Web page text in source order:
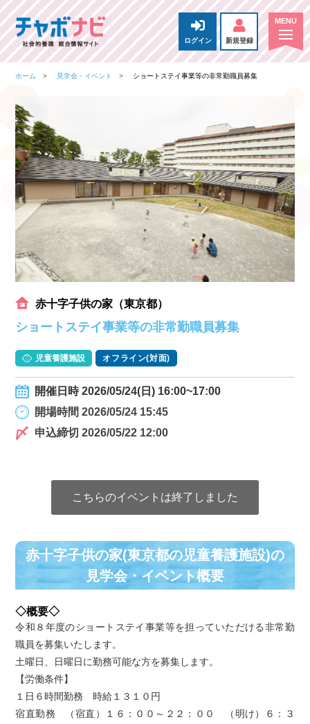
ログイン 新規登録
ホーム 見学会・イベント ショートステイ事業等の非常勤職員募集
赤十字子供の家（東京都）
ショートステイ事業等の非常勤職員募集
児童養護施設 オフライン(対面)
開催日時 2026/05/24(日) 16:00~17:00
開場時間 2026/05/24 15:45
申込締切 2026/05/22 12:00
こちらのイベントは終了しました
赤十字子供の家(東京都の児童養護施設)の
⾒学会・イベント概要
◇概要◇
令和８年度のショートステイ事業等を担っていただける非常勤
職員を募集いたします。
土曜日、日曜日に勤務可能な方を募集します。
【労働条件】
１日６時間勤務 時給１３１０円
宿直勤務 （宿直）１６：００～２２：００ （明け）６：３